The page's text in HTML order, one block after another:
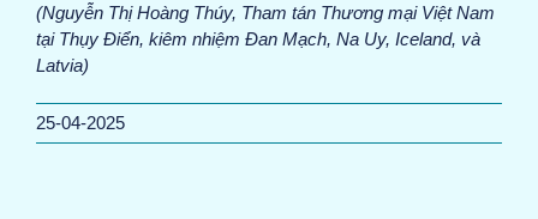
(Nguyễn Thị Hoàng Thúy, Tham tán Thương mại Việt Nam
tại Thụy Điển, kiêm nhiệm Đan Mạch, Na Uy, Iceland, và
Latvia)
25-04-2025